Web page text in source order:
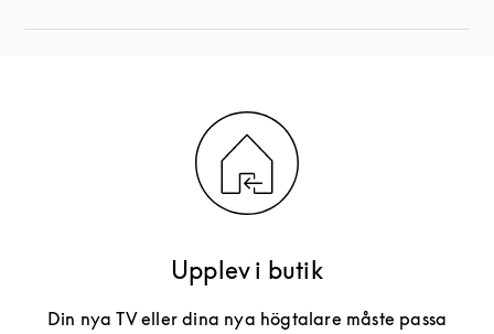
Upplev i butik
Din nya TV eller dina nya högtalare måste passa